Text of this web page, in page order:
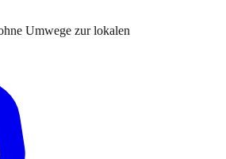
Umwege zur lokalen